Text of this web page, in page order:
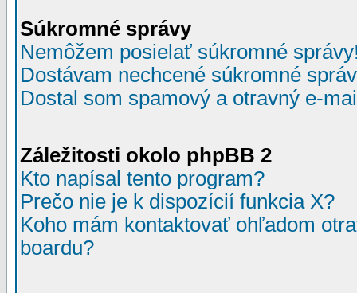
Súkromné správy
Nemôžem posielať súkromné
Dostávam nechcené súkromné
Dostal som spamový a otravný e-
Záležitosti okolo phpBB 2
Kto napísal tento program?
Prečo nie je k dispozícií funkcia X?
Koho mám kontaktovať ohľadom
boardu?